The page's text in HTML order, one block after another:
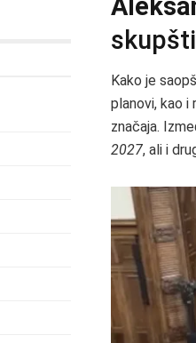
Kako je
planovi, kao i
značaja.
2027, ali i